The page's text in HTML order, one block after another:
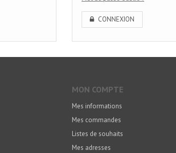
CONNEXION
MON COMPTE
Mes informations
Mes commandes
Listes de souhaits
Mes adresses